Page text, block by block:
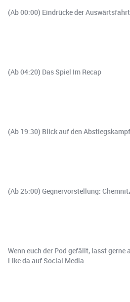
(Ab 00:00) Eindrücke der Auswärtsfahrt
(Ab 04:20) Das Spiel Im Recap
(Ab 19:30) Blick auf den Abstiegskampf
(Ab 25:00) Gegnervorstellung:
Wenn euch der Pod gefällt, lasst gerne
Like da auf Social Media.